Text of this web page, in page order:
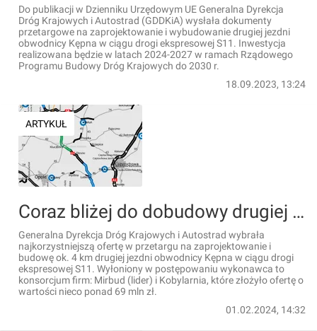
Do publikacji w Dzienniku Urzędowym UE Generalna Dyrekcja
Dróg Krajowych i Autostrad (GDDKiA) wysłała dokumenty
przetargowe na zaprojektowanie i wybudowanie drugiej jezdni
obwodnicy Kępna w ciągu drogi ekspresowej S11. Inwestycja
realizowana będzie w latach 2024-2027 w ramach Rządowego
Programu Budowy Dróg Krajowych do 2030 r.
18.09.2023, 13:24
ARTYKUŁ
Coraz bliżej do dobudowy drugiej jezdni obwodnicy Kępna
Generalna Dyrekcja Dróg Krajowych i Autostrad wybrała
najkorzystniejszą ofertę w przetargu na zaprojektowanie i
budowę ok. 4 km drugiej jezdni obwodnicy Kępna w ciągu drogi
ekspresowej S11. Wyłoniony w postępowaniu wykonawca to
konsorcjum firm: Mirbud (lider) i Kobylarnia, które złożyło ofertę o
wartości nieco ponad 69 mln zł.
01.02.2024, 14:32